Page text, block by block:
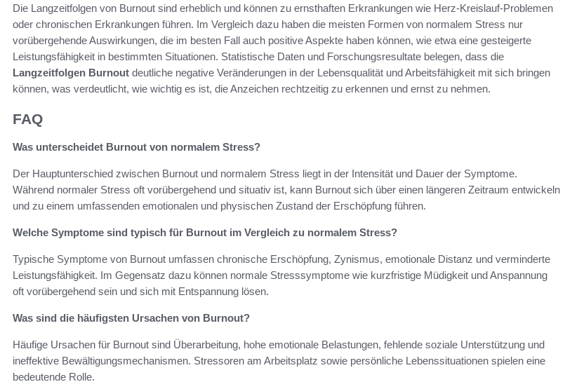
Die Langzeitfolgen von Burnout sind erheblich und können zu ernsthaften Erkrankungen wie Herz-Kreislauf-Problemen
oder chronischen Erkrankungen führen. Im Vergleich dazu haben die meisten Formen von normalem Stress nur
vorübergehende Auswirkungen, die im besten Fall auch positive Aspekte haben können, wie etwa eine gesteigerte
Leistungsfähigkeit in bestimmten Situationen. Statistische Daten und Forschungsresultate belegen, dass die
Langzeitfolgen Burnout deutliche negative Veränderungen in der Lebensqualität und Arbeitsfähigkeit mit sich bringen
können, was verdeutlicht, wie wichtig es ist, die Anzeichen rechtzeitig zu erkennen und ernst zu nehmen.
FAQ
Was unterscheidet Burnout von normalem Stress?
Der Hauptunterschied zwischen Burnout und normalem Stress liegt in der Intensität und Dauer der Symptome.
Während normaler Stress oft vorübergehend und situativ ist, kann Burnout sich über einen längeren Zeitraum entwickeln
und zu einem umfassenden emotionalen und physischen Zustand der Erschöpfung führen.
Welche Symptome sind typisch für Burnout im Vergleich zu normalem Stress?
Typische Symptome von Burnout umfassen chronische Erschöpfung, Zynismus, emotionale Distanz und verminderte
Leistungsfähigkeit. Im Gegensatz dazu können normale Stresssymptome wie kurzfristige Müdigkeit und Anspannung
oft vorübergehend sein und sich mit Entspannung lösen.
Was sind die häufigsten Ursachen von Burnout?
Häufige Ursachen für Burnout sind Überarbeitung, hohe emotionale Belastungen, fehlende soziale Unterstützung und
ineffektive Bewältigungsmechanismen. Stressoren am Arbeitsplatz sowie persönliche Lebenssituationen spielen eine
bedeutende Rolle.